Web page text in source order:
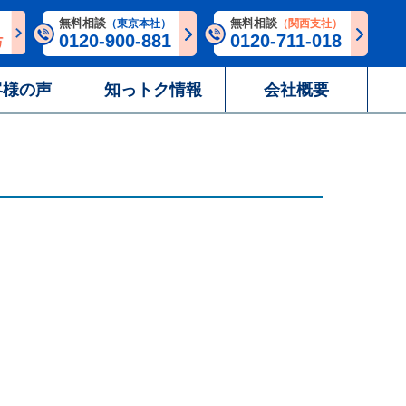
無料相談 （東京本社）
0120-900-881
無料相談 （関西支社）
0120-711-018
の声 知っトク情報 会社概要